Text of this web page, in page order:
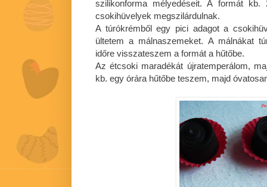
szilikonforma mélyedéseit. A formát
csokihüvelyek megszilárdulnak.
A túrókrémből egy pici adagot a
ültetem a málnaszemeket. A málnákat
időre visszateszem a formát a hűtőbe.
Az étcsoki maradékát újratemperálom,
kb. egy órára hűtőbe teszem, majd